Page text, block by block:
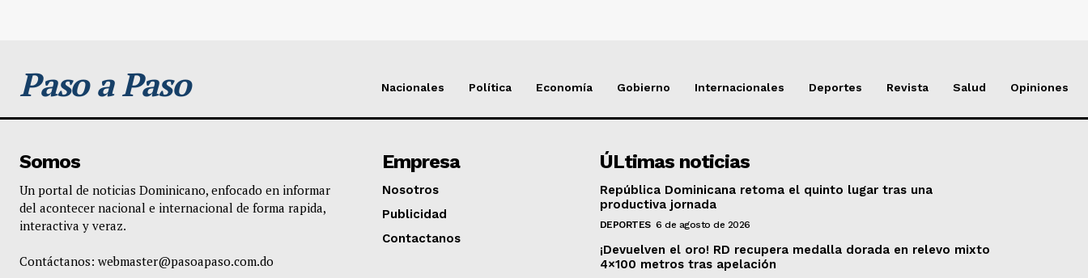
Paso a Paso Nacionales Política Economía Gobierno Internacionales Deportes Revista Salud Opiniones
Somos
Un portal de noticias Dominicano, enfocado en informar
del acontecer nacional e internacional de forma rapida,
interactiva y veraz.
Contáctanos: webmaster@pasoapaso.com.do
Empresa
Nosotros
Publicidad
Contactanos
ÚLtimas noticias
República Dominicana retoma el quinto lugar tras una
productiva jornada
DEPORTES 6 de agosto de 2026
¡Devuelven el oro! RD recupera medalla dorada en relevo mixto
4×100 metros tras apelación